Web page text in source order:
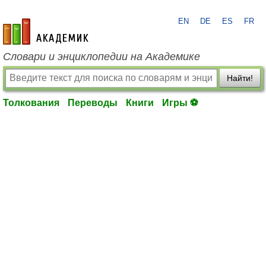
academic.ru
EN DE ES FR
Словари и энциклопедии на Академике
Найти!
Толкования Переводы Книги Игры ⚽